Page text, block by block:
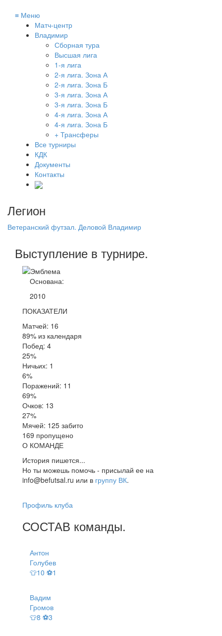
≡ Меню
Матч-центр
Владимир
Сборная тура
Высшая лига
1-я лига
2-я лига. Зона А
2-я лига. Зона Б
3-я лига. Зона А
3-я лига. Зона Б
4-я лига. Зона А
4-я лига. Зона Б
+ Трансферы
Все турниры
КДК
Документы
Контакты
Легион
Ветеранский футзал. Деловой Владимир
Выступление в турнире.
Основана:
2010
ПОКАЗАТЕЛИ
Матчей: 16
89% из календаря
Побед: 4
25%
Ничьих: 1
6%
Поражений: 11
69%
Очков: 13
27%
Мячей: 125 забито
169 пропущено
О КОМАНДЕ
История пишется...
Но ты можешь помочь - присылай ее на
info@befutsal.ru или в группу ВК.
Профиль клуба
СОСТАВ команды.
Антон
Голубев
👕10 ⚽1
Вадим
Громов
👕8 ⚽3